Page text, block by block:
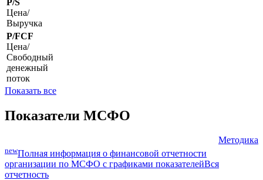
Цена/
Выручка
P/FCF
Цена/
Свободный
денежный
поток
Показать все
Показатели МСФО
Методика
newПолная информация о финансовой отчетности
организации по МСФО с графиками показателейВся
отчетность